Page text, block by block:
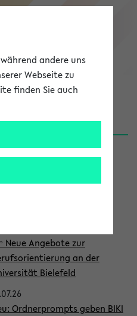
Neue Angebote zur
an der
Bielefeld
Ordnerprompts geben BIKI
andere uns
Webseite zu
finden Sie auch